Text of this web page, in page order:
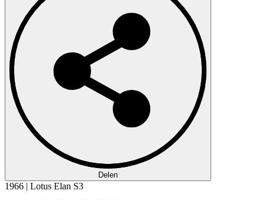
Delen
1966 | Lotus Elan S3